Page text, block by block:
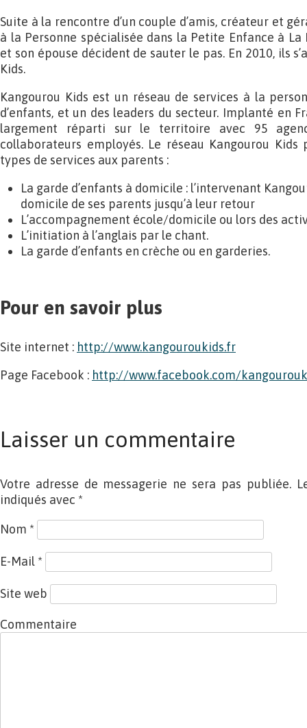
Suite à la rencontre d’un couple d’amis, créateur et
à la Personne spécialisée dans la Petite Enfance à
et son épouse décident de sauter le pas. En 2010, ils
Kids.
Kangourou Kids est un réseau de services à la
d’enfants, et un des leaders du secteur. Implanté en
largement réparti sur le territoire avec 95
collaborateurs employés. Le réseau Kangourou
types de services aux parents :
La garde d’enfants à domicile : l’intervenant
domicile de ses parents jusqu’à leur retour
L’accompagnement école/domicile ou lors des
L’initiation à l’anglais par le chant.
La garde d’enfants en crèche ou en garderies.
Pour en savoir plus
Site internet : http://www.kangouroukids.fr
Page Facebook : http://www.facebook.com/
Laisser un commentaire
Votre adresse de messagerie ne sera pas publiée.
indiqués avec *
Nom *
E-Mail *
Site web
Commentaire